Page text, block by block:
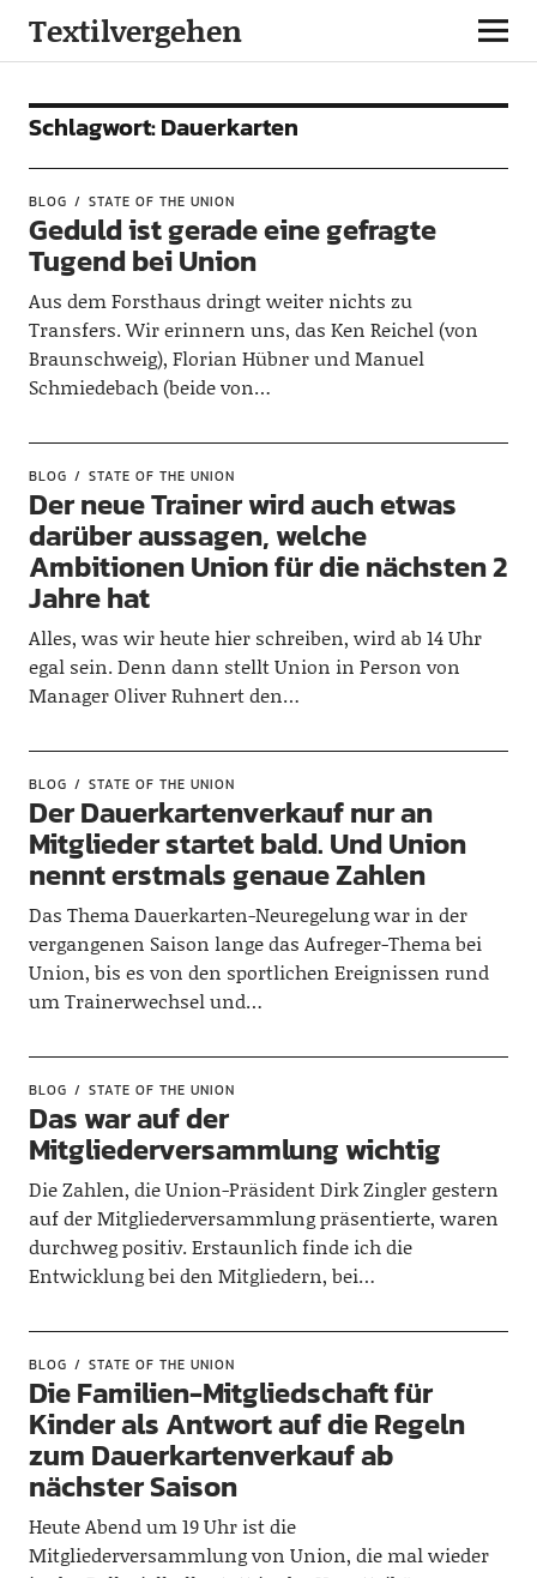
Textilvergehen
Schlagwort:Dauerkarten
BLOG STATE OF THE UNION
Geduld ist gerade eine gefragte
Tugend bei Union
Aus dem Forsthaus dringt weiter nichts zu
Transfers. Wir erinnern uns, das Ken Reichel (von
Braunschweig), Florian Hübner und Manuel
Schmiedebach (beide von…
BLOG STATE OF THE UNION
Der neue Trainer wird auch etwas
darüber aussagen, welche
Ambitionen Union für die nächsten 2
Jahre hat
Alles, was wir heute hier schreiben, wird ab 14 Uhr
egal sein. Denn dann stellt Union in Person von
Manager Oliver Ruhnert den…
BLOG STATE OF THE UNION
Der Dauerkartenverkauf nur an
Mitglieder startet bald. Und Union
nennt erstmals genaue Zahlen
Das Thema Dauerkarten-Neuregelung war in der
vergangenen Saison lange das Aufreger-Thema bei
Union, bis es von den sportlichen Ereignissen rund
um Trainerwechsel und…
BLOG STATE OF THE UNION
Das war auf der
Mitgliederversammlung wichtig
Die Zahlen, die Union-Präsident Dirk Zingler gestern
auf der Mitgliederversammlung präsentierte, waren
durchweg positiv. Erstaunlich finde ich die
Entwicklung bei den Mitgliedern, bei…
BLOG STATE OF THE UNION
Die Familien-Mitgliedschaft für
Kinder als Antwort auf die Regeln
zum Dauerkartenverkauf ab
nächster Saison
Heute Abend um 19 Uhr ist die
Mitgliederversammlung von Union, die mal wieder